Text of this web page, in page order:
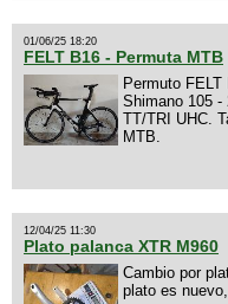
01/06/25 18:20
FELT B16 - Permuta MTB
Permuto
Shimano 105 -
TT/TRI UHC.
MTB.
12/04/25 11:30
Plato palanca XTR M960
Cambio por
plato es